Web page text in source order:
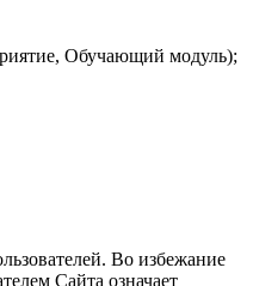
Обучающий модуль);
Во избежание
Сайта означает